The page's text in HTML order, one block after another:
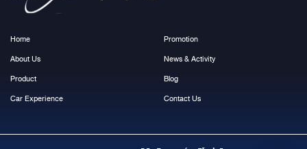
Home
About Us
Product
Car Experience
Promotion
News & Activity
Blog
Contact Us